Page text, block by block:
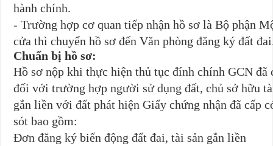
hành chính.
- Trường hợp cơ quan tiếp nhận hồ sơ là Bộ phận
cửa thì chuyển hồ sơ đến Văn phòng đăng ký đất
Chuẩn bị hồ sơ:
Hồ sơ nộp khi thực hiện thủ tục đính chính GCN đã
đối với trường hợp người sử dụng đất, chủ sở hữu
gắn liền với đất phát hiện Giấy chứng nhận đã cấp
sót bao gồm:
Đơn đăng ký biến động đất đai, tài sản gắn liền